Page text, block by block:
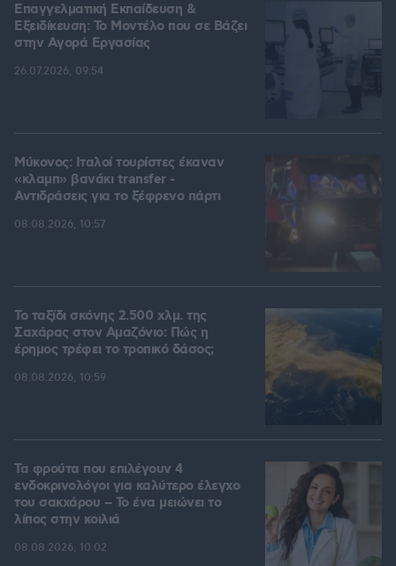
Επαγγελματική Εκπαίδευση &
Εξειδίκευση: Το Mοντέλο που σε Bάζει
στην Aγορά Eργασίας
26.07.2026, 09:54
Μύκονος: Ιταλοί τουρίστες έκαναν
«κλαμπ» βανάκι transfer -
Αντιδράσεις για το ξέφρενο πάρτι
08.08.2026, 10:57
Το ταξίδι σκόνης 2.500 χλμ. της
Σαχάρας στον Αμαζόνιο: Πώς η
έρημος τρέφει το τροπικό δάσος;
08.08.2026, 10:59
Τα φρούτα που επιλέγουν 4
ενδοκρινολόγοι για καλύτερο έλεγχο
του σακχάρου – Το ένα μειώνει το
λίπος στην κοιλιά
08.08.2026, 10:02